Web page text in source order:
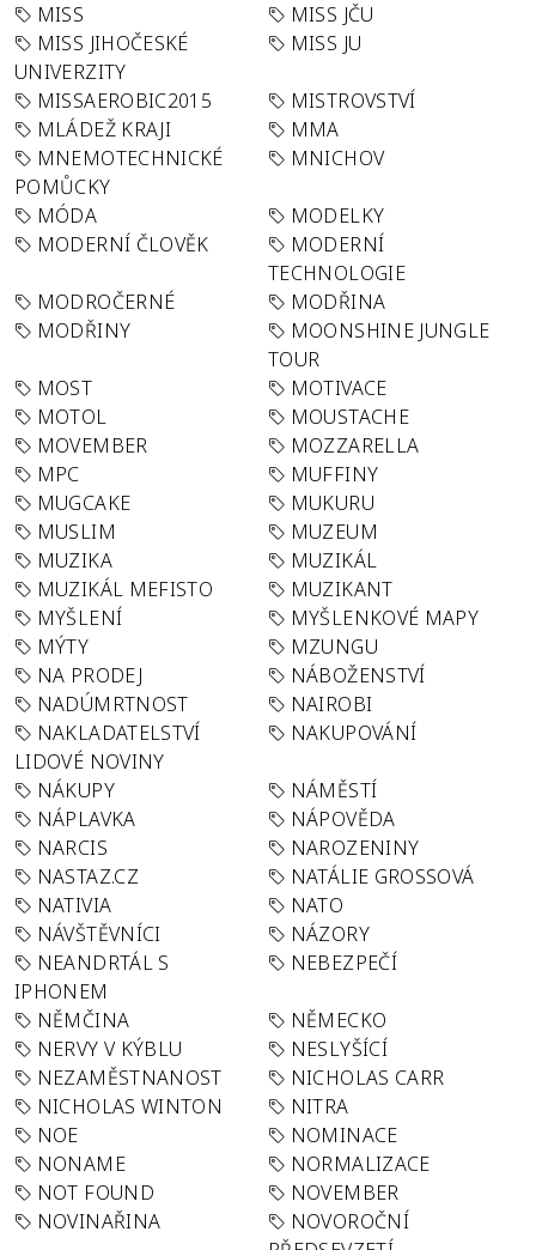
MISS
MISS JČU
MISS JIHOČESKÉ
UNIVERZITY
MISS JU
MISSAEROBIC2015
MISTROVSTVÍ
MLÁDEŽ KRAJI
MMA
MNEMOTECHNICKÉ
POMŮCKY
MNICHOV
MÓDA
MODELKY
MODERNÍ ČLOVĚK
MODERNÍ
TECHNOLOGIE
MODROČERNÉ
MODŘINA
MODŘINY
MOONSHINE JUNGLE
TOUR
MOST
MOTIVACE
MOTOL
MOUSTACHE
MOVEMBER
MOZZARELLA
MPC
MUFFINY
MUGCAKE
MUKURU
MUSLIM
MUZEUM
MUZIKA
MUZIKÁL
MUZIKÁL MEFISTO
MUZIKANT
MYŠLENÍ
MYŠLENKOVÉ MAPY
MÝTY
MZUNGU
NA PRODEJ
NÁBOŽENSTVÍ
NADÚMRTNOST
NAIROBI
NAKLADATELSTVÍ
LIDOVÉ NOVINY
NAKUPOVÁNÍ
NÁKUPY
NÁMĚSTÍ
NÁPLAVKA
NÁPOVĚDA
NARCIS
NAROZENINY
NASTAZ.CZ
NATÁLIE GROSSOVÁ
NATIVIA
NATO
NÁVŠTĚVNÍCI
NÁZORY
NEANDRTÁL S
IPHONEM
NEBEZPEČÍ
NĚMČINA
NĚMECKO
NERVY V KÝBLU
NESLYŠÍCÍ
NEZAMĚSTNANOST
NICHOLAS CARR
NICHOLAS WINTON
NITRA
NOE
NOMINACE
NONAME
NORMALIZACE
NOT FOUND
NOVEMBER
NOVINAŘINA
NOVOROČNÍ